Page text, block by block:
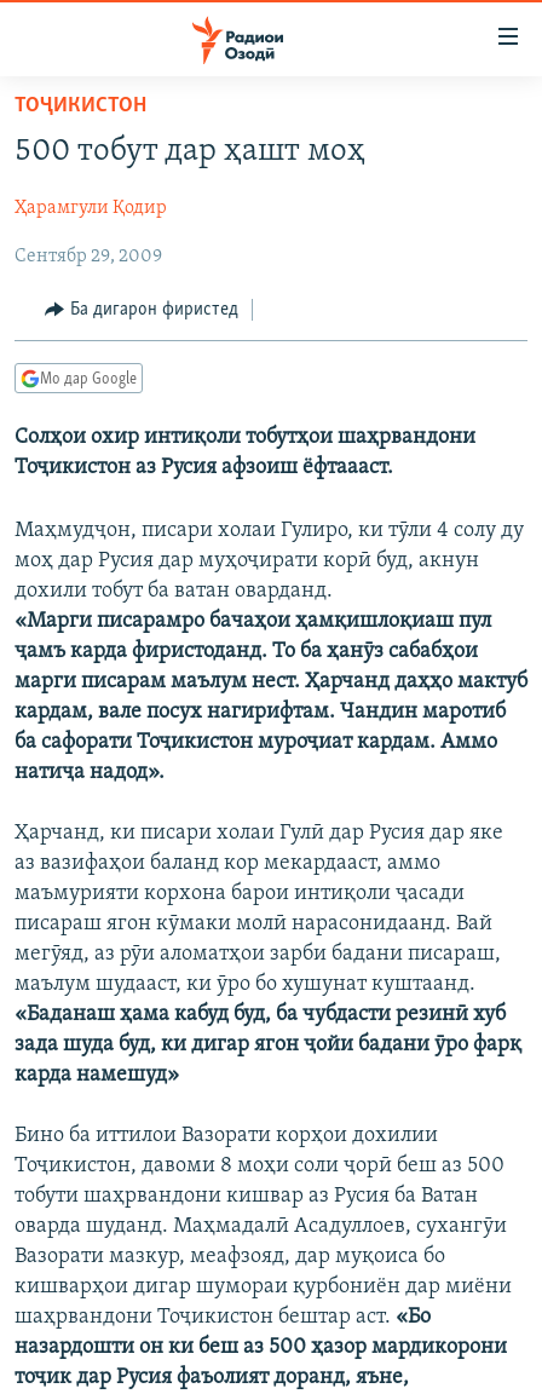
Ҷаҳиш
мояи
Ҷаҳиш
ба
Ҷаҳиш
ба
ҷустор
ИҚТИСОД
ҶОМЕА
ҚАЗИЯИ "КРОКУС"
ОСИЁИ МАРКАЗӢ
ФАРҲАНГ
МЕҲМОНИ ОЗОДӢ
ВАРЗИШ
ГАПИ ОЗОД
РӮЗГОРИ МУҲОҶИР
САЛОМ, ХОҲАР
ТАҲҚИҚОТ
ҶАНГ ДАР УКРАИНА
НАЗАРИ МАРДУМ
БЛОГИСТОН
ОЗОДӢ ОНЛАЙН
ЧАНДРАСОНАӢ
ВИДЕО
НИГОРИСТОН
ГУЗОРИШҲОИ РАДИОӢ
РӮЙХАТҲО
КИТОБҲОИ ОЗОДӢ
Русский
ПАЙГИРӢ КУНЕД
ТОҶИКИСТОН
500 тобут дар ҳашт моҳ
Ҳарамгули Қодир
Сентябр 29, 2009
Ба дигарон фиристед
Мо дар Google
Солҳои охир интиқоли тобутҳои шаҳрвандони
Тоҷикистон аз Русия афзоиш ёфтаааст.
Маҳмудҷон, писари холаи Гулиро, ки тӯли 4 солу ду
моҳ дар Русия дар муҳоҷирати корӣ буд, акнун
дохили тобут ба ватан оварданд.
«Марги писарамро бачаҳои ҳамқишлоқиаш пул
ҷамъ карда фиристоданд. То ба ҳанӯз сабабҳои
марги писарам маълум нест. Ҳарчанд даҳҳо мактуб
кардам, вале посух нагирифтам. Чандин маротиб
ба сафорати Тоҷикистон муроҷиат кардам. Аммо
натиҷа надод».
Ҳарчанд, ки писари холаи Гулӣ дар Русия дар яке
аз вазифаҳои баланд кор мекардааст, аммо
маъмурияти корхона барои интиқоли ҷасади
писараш ягон кӯмаки молӣ нарасонидаанд. Вай
мегӯяд, аз рӯи аломатҳои зарби бадани писараш,
маълум шудааст, ки ӯро бо хушунат куштаанд.
«Баданаш ҳама кабуд буд, ба чубдасти резинӣ хуб
зада шуда буд, ки дигар ягон ҷойи бадани ӯро фарқ
карда намешуд»
Бино ба иттилои Вазорати корҳои дохилии
Тоҷикистон, давоми 8 моҳи соли ҷорӣ беш аз 500
тобути шаҳрвандони кишвар аз Русия ба Ватан
оварда шуданд. Маҳмадалӣ Асадуллоев, сухангӯи
Вазорати мазкур, меафзояд, дар муқоиса бо
кишварҳои дигар шумораи қурбониён дар миёни
шаҳрвандони Тоҷикистон бештар аст. «Бо
назардошти он ки беш аз 500 ҳазор мардикорони
тоҷик дар Русия фаъолият доранд, яъне,